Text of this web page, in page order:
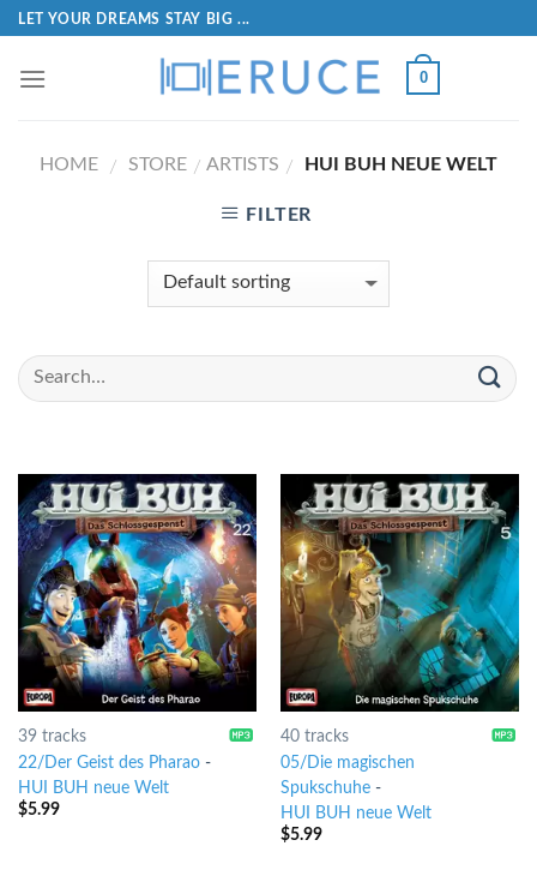
LET YOUR DREAMS STAY BIG ...
0
HOME / STORE / ARTISTS / HUI BUH NEUE WELT
FILTER
39 tracks
22/Der Geist des Pharao-
HUI BUH neue Welt
$5.99
40 tracks
05/Die magischen
Spukschuhe-
HUI BUH neue Welt
$5.99